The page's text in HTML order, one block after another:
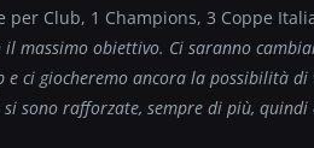
per Club, 1 Champions, 3 Coppe
massimo obiettivo. Ci saranno
ci giocheremo ancora la possibilità
sono rafforzate, sempre di più,